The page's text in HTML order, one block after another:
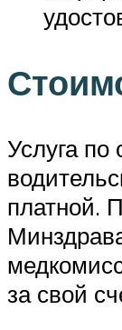
Услуга
платной.
за свой